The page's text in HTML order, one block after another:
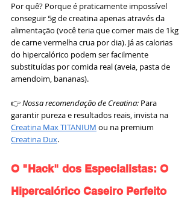
Por quê? Porque é praticamente impossível
conseguir 5g de creatina apenas através da
alimentação (você teria que comer mais de 1kg
de carne vermelha crua por dia). Já as calorias
do hipercalórico podem ser facilmente
substituídas por comida real (aveia, pasta de
amendoim, bananas).
👉 Nossa recomendação de Creatina: Para
garantir pureza e resultados reais, invista na
Creatina Max TITANIUM ou na premium
Creatina Dux.
O "Hack" dos Especialistas: O
Hipercalórico Caseiro Perfeito